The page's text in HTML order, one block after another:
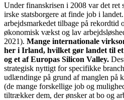
Under finanskrisen i 2008 var det
irske statsborgere at finde job i
arbejdsmarkedet tilbage på
økonomisk vækst og lav
2021). Mange internationale
her i Irland, hvilket gør landet til
og et af Europas Silicon Valley.
strategisk nyttigt for specifikke
udlændinge på grund af manglen på
(de mange forskellige job og
tiltrækker dem, der ønsker at bo og